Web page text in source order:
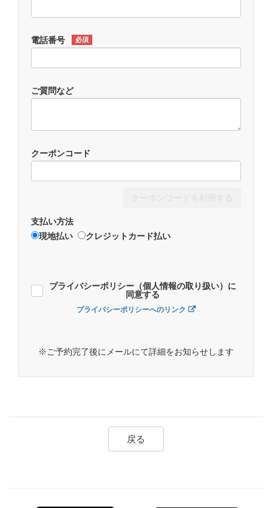
電話番号 必須
ご質問など
クーポンコード
支払い方法
現地払い
クレジットカード払い
プライバシーポリシー（個人情報の取り扱い）に
同意する
プライバシーポリシーへのリンク
※ご予約完了後にメールにて詳細をお知らせします
戻る